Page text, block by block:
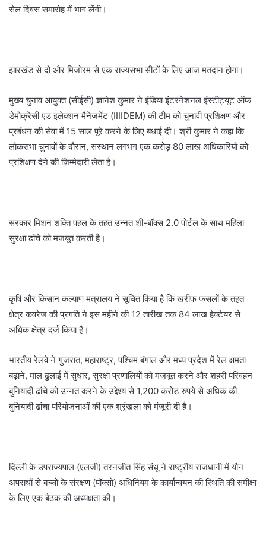
सेल दिवस समारोह में भाग लेंगी।
झारखंड से दो और मिजोरम से एक राज्यसभा सीटों के लिए आज मतदान होगा।
मुख्य चुनाव आयुक्त (सीईसी) ज्ञानेश कुमार ने इंडिया इंटरनेशनल इंस्टीट्यूट ऑफ
डेमोक्रेसी एंड इलेक्शन मैनेजमेंट (IIIIDEM) की टीम को चुनावी प्रशिक्षण और
प्रबंधन की सेवा में 15 साल पूरे करने के लिए बधाई दी। श्री कुमार ने कहा कि
लोकसभा चुनावों के दौरान, संस्थान लगभग एक करोड़ 80 लाख अधिकारियों को
प्रशिक्षण देने की जिम्मेदारी लेता है।
सरकार मिशन शक्ति पहल के तहत उन्नत शी-बॉक्स 2.0 पोर्टल के साथ महिला
सुरक्षा ढांचे को मजबूत करती है।
कृषि और किसान कल्याण मंत्रालय ने सूचित किया है कि खरीफ फसलों के तहत
क्षेत्र कवरेज की प्रगति ने इस महीने की 12 तारीख तक 84 लाख हेक्टेयर से
अधिक क्षेत्र दर्ज किया है।
भारतीय रेलवे ने गुजरात, महाराष्ट्र, पश्चिम बंगाल और मध्य प्रदेश में रेल क्षमता
बढ़ाने, माल ढुलाई में सुधार, सुरक्षा प्रणालियों को मजबूत करने और शहरी परिवहन
बुनियादी ढांचे को उन्नत करने के उद्देश्य से 1,200 करोड़ रुपये से अधिक की
बुनियादी ढांचा परियोजनाओं की एक श्रृंखला को मंजूरी दी है।
दिल्ली के उपराज्यपाल (एलजी) तरनजीत सिंह संधू ने राष्ट्रीय राजधानी में यौन
अपराधों से बच्चों के संरक्षण (पॉक्सो) अधिनियम के कार्यान्वयन की स्थिति की समीक्षा
के लिए एक बैठक की अध्यक्षता की।